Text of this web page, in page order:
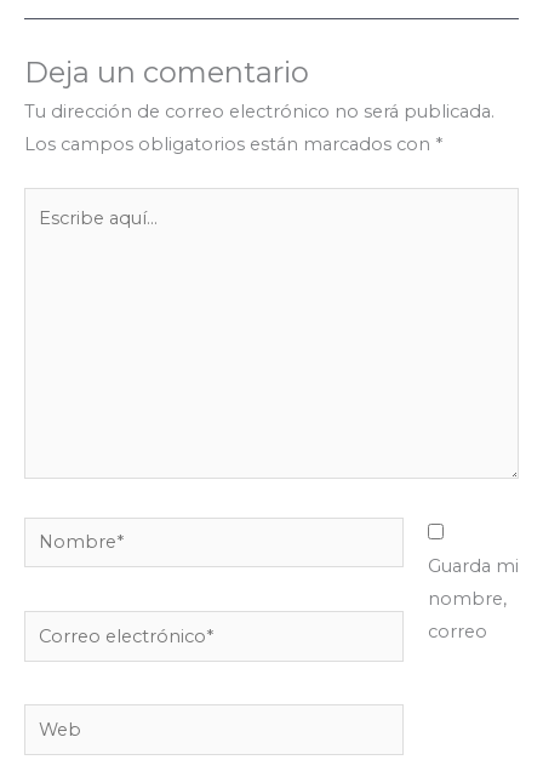
Deja un comentario
Tu dirección de correo electrónico no será publicada.
Los campos obligatorios están marcados con *
Nombre*
Correo
electrónico*
Web
Guarda mi
nombre,
correo